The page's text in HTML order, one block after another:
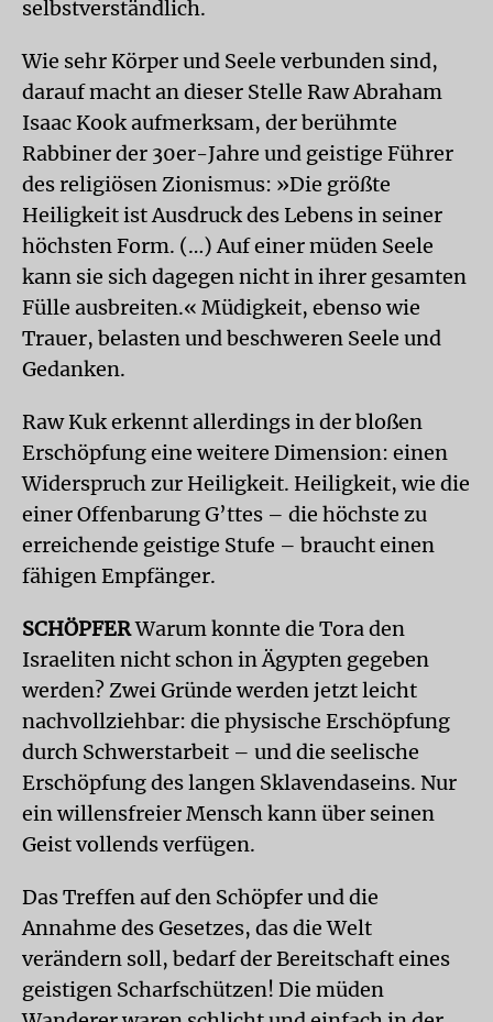
selbstverständlich.
Wie sehr Körper und Seele verbunden sind,
darauf macht an dieser Stelle Raw Abraham
Isaac Kook aufmerksam, der berühmte
Rabbiner der 30er-Jahre und geistige Führer
des religiösen Zionismus: »Die größte
Heiligkeit ist Ausdruck des Lebens in seiner
höchsten Form. (…) Auf einer müden Seele
kann sie sich dagegen nicht in ihrer gesamten
Fülle ausbreiten.« Müdigkeit, ebenso wie
Trauer, belasten und beschweren Seele und
Gedanken.
Raw Kuk erkennt allerdings in der bloßen
Erschöpfung eine weitere Dimension: einen
Widerspruch zur Heiligkeit. Heiligkeit, wie die
einer Offenbarung G’ttes – die höchste zu
erreichende geistige Stufe – braucht einen
fähigen Empfänger.
SCHÖPFERWarum konnte die Tora den
Israeliten nicht schon in Ägypten gegeben
werden? Zwei Gründe werden jetzt leicht
nachvollziehbar: die physische Erschöpfung
durch Schwerstarbeit – und die seelische
Erschöpfung des langen Sklavendaseins. Nur
ein willensfreier Mensch kann über seinen
Geist vollends verfügen.
Das Treffen auf den Schöpfer und die
Annahme des Gesetzes, das die Welt
verändern soll, bedarf der Bereitschaft eines
geistigen Scharfschützen! Die müden